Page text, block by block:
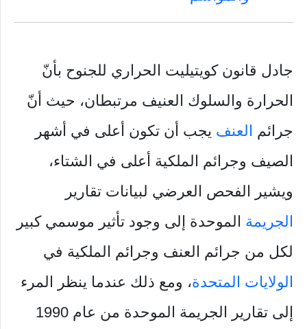
جادل قانون كويتيليت الحراري للجنوح بأنّ
الحرارة والسلوك العنيف مرتبطان، حيث أنّ
جرائم العنف يجب أن تكون أعلى في أشهر
الصيف وجرائم الملكية أعلى في الشتاء،
ويشير الفحص العرضي لبيانات تقارير
الجريمة الموحدة إلى وجود تأثير موسمي كبير
لكل من جرائم العنف وجرائم الملكية في
الولايات المتحدة، ومع ذلك عندما ينظر المرء
إلى تقارير الجريمة الموحدة من عام 1990